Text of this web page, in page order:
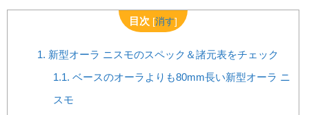
目次 [消す]
1. 新型オーラ ニスモのスペック＆諸元表をチェック
1.1. ベースのオーラよりも80mm長い新型オーラ ニ
スモ